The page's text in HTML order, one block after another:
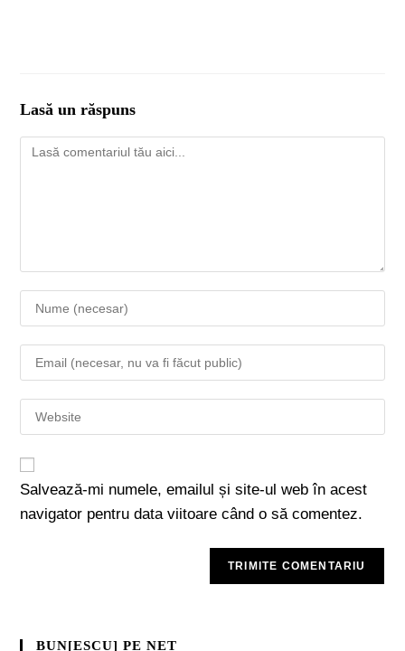
Lasă un răspuns
Salvează-mi numele, emailul și site-ul web în acest
navigator pentru data viitoare când o să comentez.
BUN[ESCU] PE NET